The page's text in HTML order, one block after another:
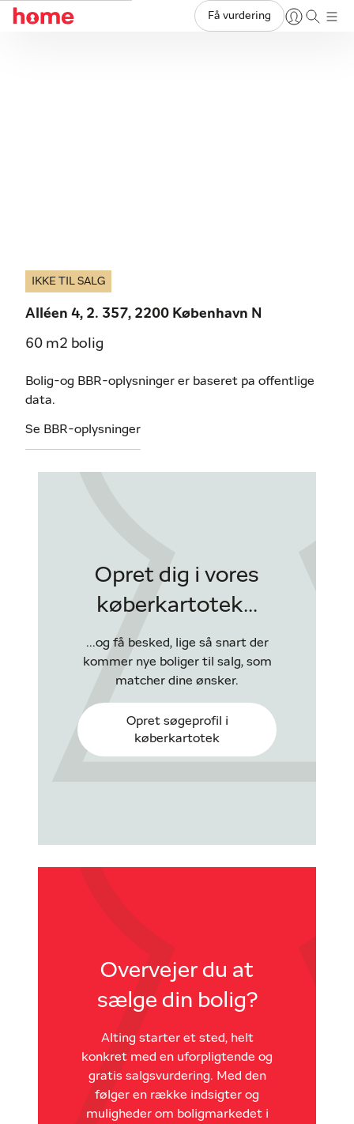
Få vurdering
IKKE TIL SALG
Alléen 4, 2. 357, 2200 København N
60 m2 bolig
Bolig-og BBR-oplysninger er baseret pa offentlige
data.
Se BBR-oplysninger
Opret dig i vores
køberkartotek...
...og få besked, lige så snart der
kommer nye boliger til salg, som
matcher dine ønsker.
Opret søgeprofil i
køberkartotek
Overvejer du at
sælge din bolig?
Alting starter et sted, helt
konkret med en uforpligtende og
gratis salgsvurdering. Med den
følger en række indsigter og
muligheder om boligmarkedet i